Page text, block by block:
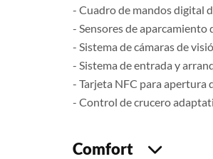
- Cuadro de mandos digital
- Sensores de aparcamiento
- Sistema de cámaras de
- Sistema de entrada y
- Tarjeta NFC para apertura
- Control de crucero
Comfort